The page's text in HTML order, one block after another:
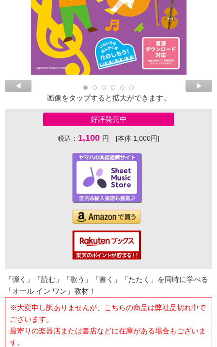
画像をタップすると拡大ができます。
好評発売中
税込： 1,100 円 [本体 1,000円]
「弾く」「読む」「歌う」「書く」「たたく」を同時に学べる
「オール イン ワン」教材！
※大変申し訳ありませんが、こちらの商品は弊社品切れ中で
ございます。
最寄りの楽器店または書店などに在庫がある場合もございま
す。